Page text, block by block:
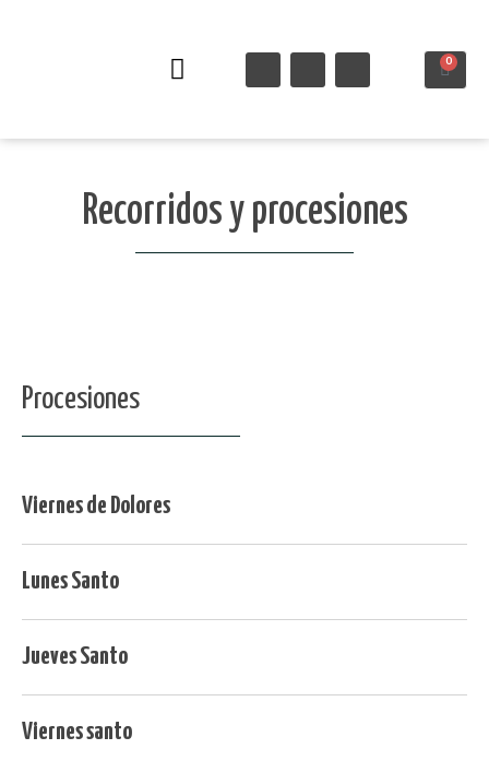
0
Recorridos y procesiones
Procesiones
Viernes de Dolores
Lunes Santo
Jueves Santo
Viernes santo